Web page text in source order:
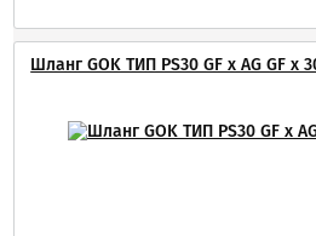
Шланг GOK ТИП PS30 GF x AG GF x